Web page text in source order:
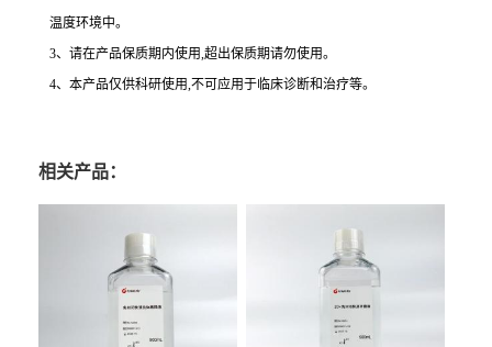
温度环境中。
3、请在产品保质期内使用,超出保质期请勿使用。
4、本产品仅供科研使用,不可应用于临床诊断和治疗等。
相关产品：